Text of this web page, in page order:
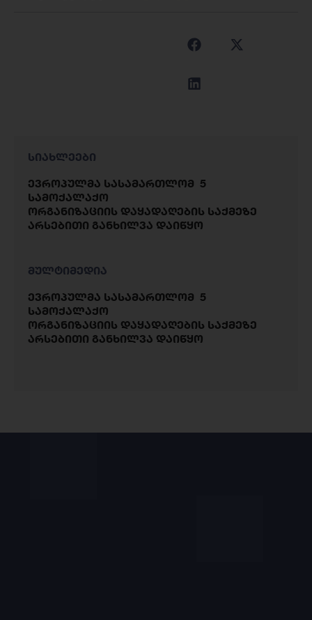
სიახლეები
ევროპულმა სასამართლომ 5
სამოქალაქო
ორგანიზაციის დაყადაღების საქმეზე
არსებითი განხილვა დაიწყო
მულტიმედია
ევროპულმა სასამართლომ 5
სამოქალაქო
ორგანიზაციის დაყადაღების საქმეზე
არსებითი განხილვა დაიწყო